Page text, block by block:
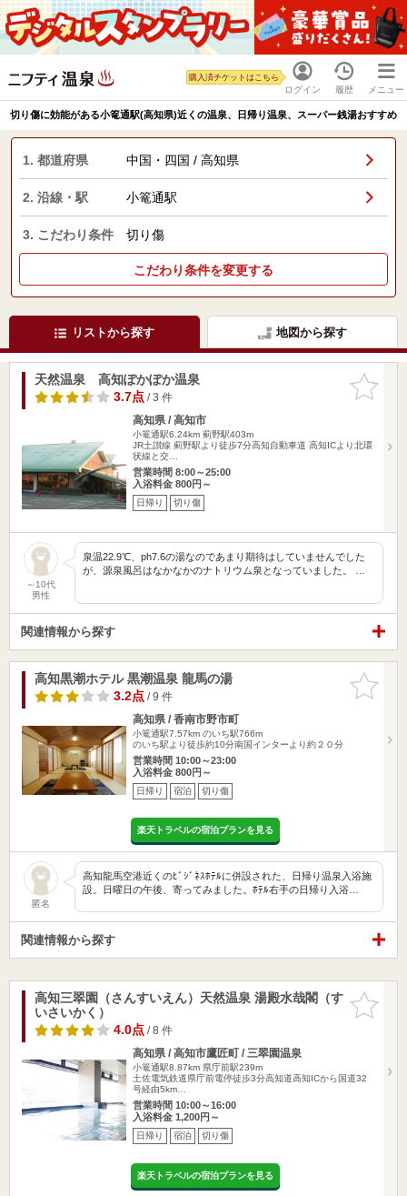
ログイン
購入済チケットはこちら
履歴 メニュー
切り傷に効能がある小篭通駅(高知県)近くの温泉、日帰り温泉、スーパー銭湯おすすめ
1. 都道府県 中国・四国 / 高知県
2. 沿線・駅 小篭通駅
3. こだわり条件 切り傷
こだわり条件を変更する
リストから探す 地図から探す
お気に入
りに追加
天然温泉 高知ぽかぽか温泉
3.7点/ 3 件
高知県 / 高知市
小篭通駅6.24km 薊野駅403m
JR土讃線 薊野駅より徒歩7分高知自動車道 高知ICより北環
状線と交…
営業時間 8:00～25:00
入浴料金 800円～
日帰り 切り傷
～10代
男性
泉温22.9℃、ph7.6の湯なのであまり期待はしていませんでした
が、源泉風呂はなかなかのナトリウム泉となっていました。 …
関連情報から探す
お気に入
りに追加
高知黒潮ホテル 黒潮温泉 龍馬の湯
3.2点/ 9 件
高知県 / 香南市野市町
小篭通駅7.57km のいち駅766m
のいち駅より徒歩約10分南国インターより約２０分
営業時間 10:00～23:00
入浴料金 800円～
日帰り 宿泊 切り傷
楽天トラベルの宿泊プランを見る
匿名
高知龍馬空港近くのﾋﾞｼﾞﾈｽﾎﾃﾙに併設された、日帰り温泉入浴施
設。日曜日の午後、寄ってみました。ﾎﾃﾙ右手の日帰り入浴…
関連情報から探す
お気に入
りに追加
高知三翠園（さんすいえん）天然温泉 湯殿水哉閣（す
いさいかく）
4.0点/ 8 件
高知県 / 高知市鷹匠町 / 三翠園温泉
小篭通駅8.87km 県庁前駅239m
土佐電気鉄道県庁前電停徒歩3分高知道高知ICから国道32
号経由5km…
営業時間 10:00～16:00
入浴料金 1,200円～
日帰り 宿泊 切り傷
楽天トラベルの宿泊プランを見る